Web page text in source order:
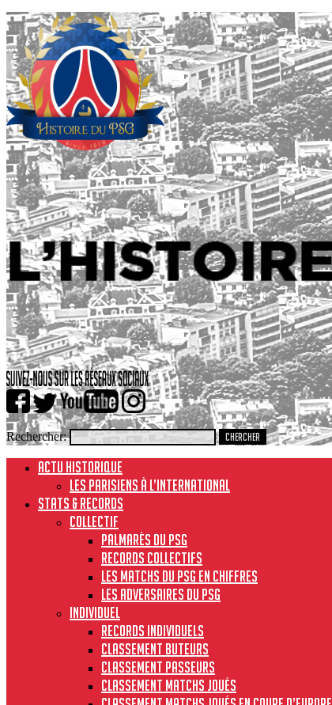
Rechercher:
ACTU HISTORIQUE
Les Parisiens à l’international
STATS & RECORDS
Collectif
Palmarès du PSG
Records collectifs
Les matchs du PSG en chiffres
Les adversaires du PSG
Individuel
Records individuels
Classement buteurs
Classement passeurs
Classement matchs joués